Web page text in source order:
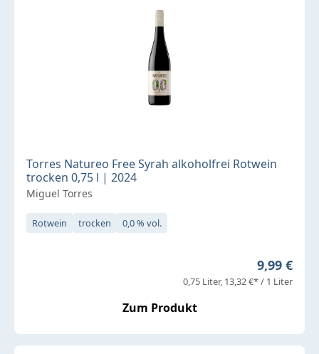
Torres Natureo Free Syrah alkoholfrei Rotwein
trocken 0,75 l | 2024
Miguel Torres
Rotwein trocken 0,0 % vol.
Regulärer
9,99 €
0,75 Liter 13,32 €* / 1 Liter
Zum Produkt